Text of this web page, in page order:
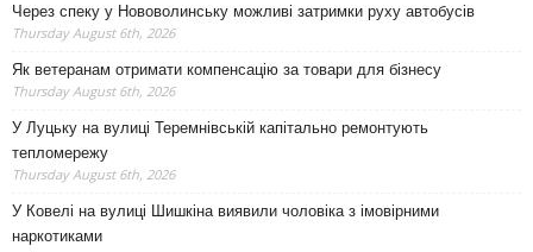
Через спеку у Нововолинську можливі затримки руху автобусів
Thursday August 6th, 2026
Як ветеранам отримати компенсацію за товари для бізнесу
Thursday August 6th, 2026
У Луцьку на вулиці Теремнівській капітально ремонтують
тепломережу
Thursday August 6th, 2026
У Ковелі на вулиці Шишкіна виявили чоловіка з імовірними
наркотиками